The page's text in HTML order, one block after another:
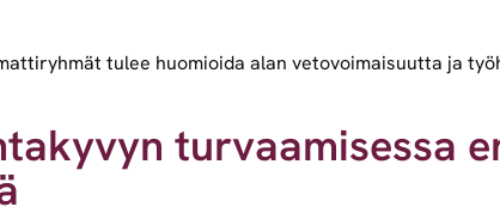
tulee huomioida alan vetovoimaisuutta ja
turvaamisessa